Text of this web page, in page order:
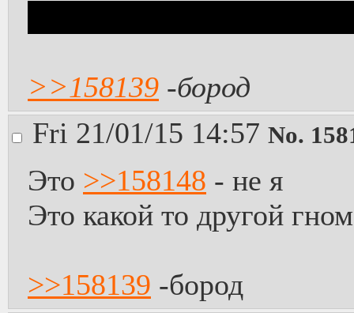
>>158139 -бород
Fri 21/01/15 14:57 No.
Это >>158148 - не я
Это какой то другой
>>158139 -бород